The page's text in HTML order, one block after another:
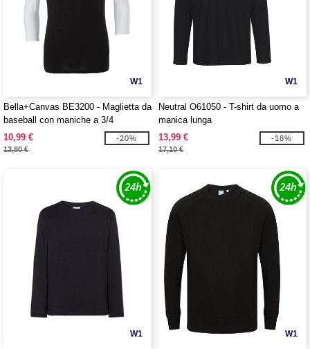
W1
Bella+Canvas BE3200 - Maglietta da
baseball con maniche a 3/4
10,99 €
13,80 €
-20%
W1
Neutral O61050 - T-shirt da uomo a
manica lunga
13,99 €
17,10 €
-18%
W1 W1